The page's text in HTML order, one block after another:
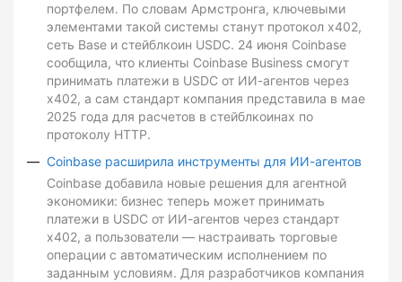
портфелем. По словам Армстронга, ключевыми
элементами такой системы станут протокол x402,
сеть Base и стейблкоин USDC. 24 июня Coinbase
сообщила, что клиенты Coinbase Business смогут
принимать платежи в USDC от ИИ-агентов через
x402, а сам стандарт компания представила в мае
2025 года для расчетов в стейблкоинах по
протоколу HTTP.
Coinbase расширила инструменты для ИИ-агентов
Coinbase добавила новые решения для агентной
экономики: бизнес теперь может принимать
платежи в USDC от ИИ-агентов через стандарт
x402, а пользователи — настраивать торговые
операции с автоматическим исполнением по
заданным условиям. Для разработчиков компания